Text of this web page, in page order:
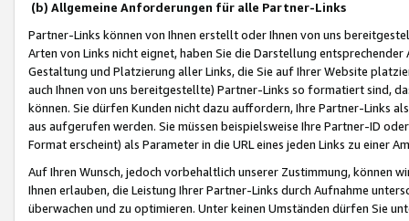
(b) Allgemeine Anforderungen für alle Partner-Links
Partner-Links können von Ihnen erstellt oder Ihnen von uns
Arten von Links nicht eignet, haben Sie die Darstellung
Gestaltung und Platzierung aller Links, die Sie auf Ihrer Website
auch Ihnen von uns bereitgestellte) Partner-Links so formatiert sind,
können. Sie dürfen Kunden nicht dazu auffordern, Ihre Partner-Links
aus aufgerufen werden. Sie müssen beispielsweise Ihre Partner-ID
Format erscheint) als Parameter in die URL eines jeden Links zu einer
Auf Ihren Wunsch, jedoch vorbehaltlich unserer Zustimmung, können
Ihnen erlauben, die Leistung Ihrer Partner-Links durch Aufnahme
überwachen und zu optimieren. Unter keinen Umständen dürfen Sie